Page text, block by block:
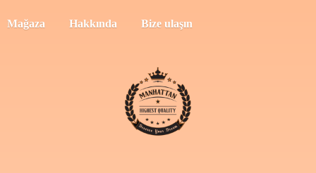
Mağaza Hakkında Bize ulaşın